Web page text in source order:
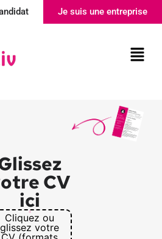
Je suis une entreprise
CV
ici
Cliquez ou
glissez votre